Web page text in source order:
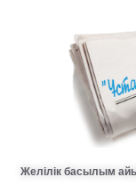
Желілік басылым